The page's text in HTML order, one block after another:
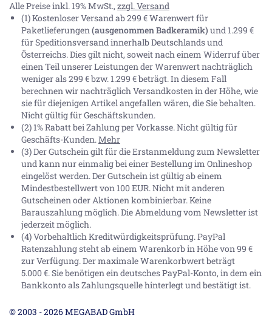
Alle Preise inkl. 19% MwSt., zzgl. Versand
(1) Kostenloser Versand ab 299 € Warenwert für
Paketlieferungen(ausgenommen Badkeramik) und 1.299 €
für Speditionsversand innerhalb Deutschlands und
Österreichs. Dies gilt nicht, soweit nach einem Widerruf über
einen Teil unserer Leistungen der Warenwert nachträglich
weniger als 299 € bzw. 1.299 € beträgt. In diesem Fall
berechnen wir nachträglich Versandkosten in der Höhe, wie
sie für diejenigen Artikel angefallen wären, die Sie behalten.
Nicht gültig für Geschäftskunden.
(2) 1% Rabatt bei Zahlung per Vorkasse. Nicht gültig für
Geschäfts-Kunden.Mehr
(3) Der Gutschein gilt für die Erstanmeldung zum Newsletter
und kann nur einmalig bei einer Bestellung im Onlineshop
eingelöst werden. Der Gutschein ist gültig ab einem
Mindestbestellwert von 100 EUR. Nicht mit anderen
Gutscheinen oder Aktionen kombinierbar. Keine
Barauszahlung möglich. Die Abmeldung vom Newsletter ist
jederzeit möglich.
(4) Vorbehaltlich Kreditwürdigkeitsprüfung. PayPal
Ratenzahlung steht ab einem Warenkorb in Höhe von99 €
zur Verfügung. Der maximale Warenkorbwert beträgt
5.000 €. Sie benötigen ein deutsches PayPal-Konto, in dem ein
Bankkonto als Zahlungsquelle hinterlegt und bestätigt ist.
© 2003 - 2026 MEGABAD GmbH